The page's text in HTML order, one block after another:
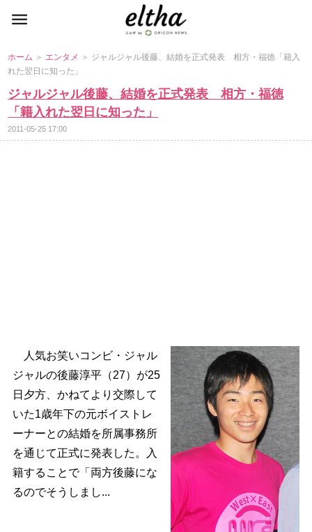
ホーム ＞ エンタメ ＞ ジャルジャル後藤、結婚を正式発表 相方・福徳「籍入
れた翌日に知った」
ジャルジャル後藤、結婚を正式発表 相方・福徳
「籍入れた翌日に知った」
2011-05-25 17:00
人気お笑いコンビ・ジャル
ジャルの後藤淳平（27）が25
日夕方、かねてより交際して
いた1歳年下の元ボイストレ
ーナーとの結婚を所属事務所
を通じて正式に発表した。入
籍することで「両方後藤にな
るのでそうしまし...